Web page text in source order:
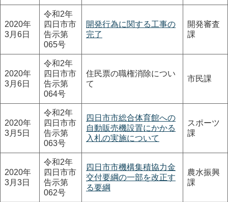
2020年
3月6日
令和2年
四日市市
告示第
065号
開発行為に関する工事の
完了
開発審査
課
2020年
3月6日
令和2年
四日市市
告示第
064号
住民票の職権消除につい
て
市民課
2020年
3月5日
令和2年
四日市市
告示第
063号
四日市市総合体育館への
自動販売機設置にかかる
入札の実施について
スポーツ
課
2020年
3月3日
令和2年
四日市市
告示第
062号
四日市市機構集積協力金
交付要綱の一部を改正す
る要綱
農水振興
課